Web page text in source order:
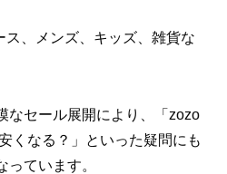
ス、メンズ、キッズ、雑貨な
なセール展開により、「zozo
くなる？」といった疑問にも
ています。